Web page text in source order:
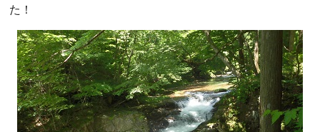
o
o
k
a
t
た！